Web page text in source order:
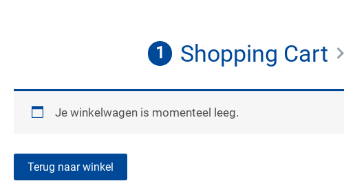
1 Shopping Cart
Je winkelwagen is momenteel leeg.
Terug naar winkel